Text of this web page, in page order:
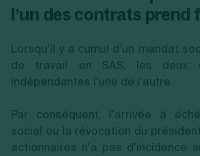
l’un des contrats prend
Lorsqu’il y a cumul d’un mandat
de travail en SAS, les deux
indépendantes l’une de l’autre.
Par conséquent, l’arrivée à
social ou la révocation du
actionnaires n’a pas d’incidence